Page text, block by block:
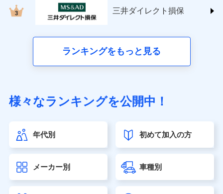
ins.com/)
三井ダイレクト損害保険株式会社
（https://www.sonylife.co.jp）
第一ネオ生命保険株式会社（https://neofirst.co.jp/）
大樹生命保険株式会社（https://www.taiju-life.co.jp）
seimei.co.jp）
チューリッヒ生命保険株式会社
三井ダイレクト損保
ランキングをもっと見る
様々なランキングを公開中！
年代別 初めて加入の方
メーカー別 車種別